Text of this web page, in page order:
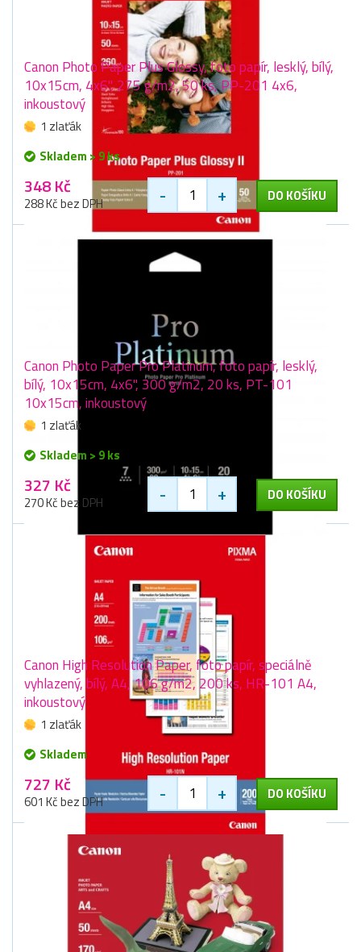
Canon Photo Paper Plus Glossy, foto papír, lesklý, bílý,
10x15cm, 4x6", 275 g/m2, 50 ks, PP-201 4x6,
inkoustový
1 zlaťák
Skladem > 9 ks
348 Kč
288 Kč bez DPH - + DO KOŠÍKU
Canon Photo Paper Pro Platinum, foto papír, lesklý,
bílý, 10x15cm, 4x6", 300 g/m2, 20 ks, PT-101
10x15cm, inkoustový
1 zlaťák
Skladem > 9 ks
327 Kč
270 Kč bez DPH - + DO KOŠÍKU
Canon High Resolution Paper, foto papír, speciálně
vyhlazený, bílý, A4, 106 g/m2, 200 ks, HR-101 A4,
inkoustový
1 zlaťák
Skladem
727 Kč
601 Kč bez DPH - + DO KOŠÍKU